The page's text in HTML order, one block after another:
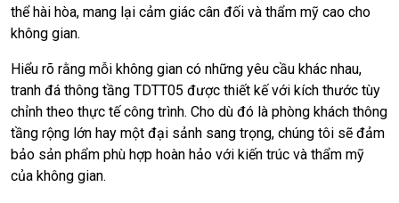
thể hài hòa, mang lại cảm giác cân đối và thẩm mỹ cao cho
không gian.
Hiểu rõ rằng mỗi không gian có những yêu cầu khác nhau,
tranh đá thông tầng TDTT05 được thiết kế với kích thước tùy
chỉnh theo thực tế công trình. Cho dù đó là phòng khách thông
tầng rộng lớn hay một đại sảnh sang trọng, chúng tôi sẽ đảm
bảo sản phẩm phù hợp hoàn hảo với kiến trúc và thẩm mỹ
của không gian.